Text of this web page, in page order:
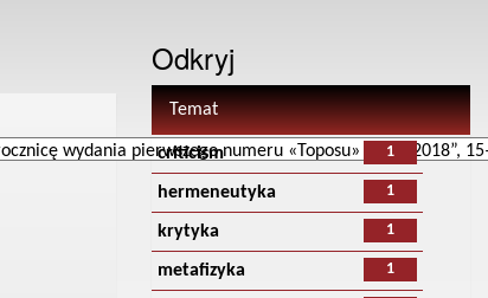
Odkryj
Temat
1
criticism
1
hermeneutyka
1
krytyka
1
metafizyka